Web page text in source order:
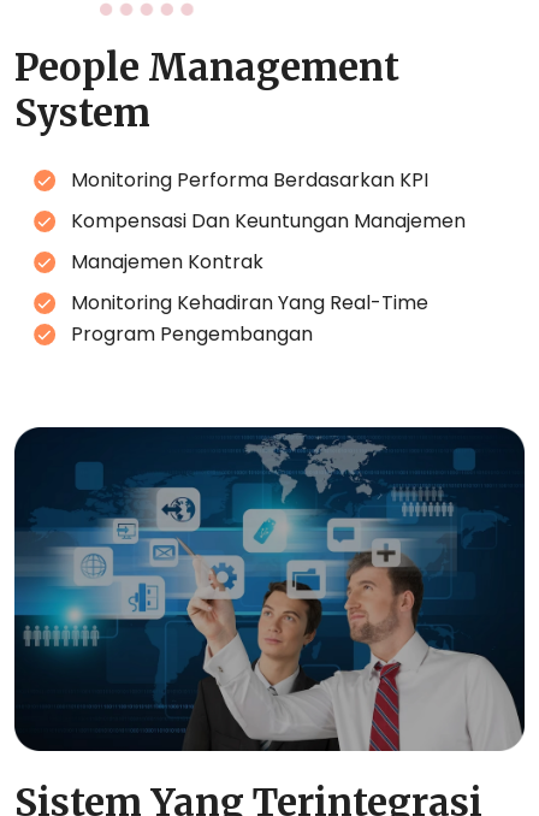
People Management
System
Monitoring Performa Berdasarkan KPI
Kompensasi Dan Keuntungan Manajemen
Manajemen Kontrak
Monitoring Kehadiran Yang Real-Time
Program Pengembangan
Sistem Yang Terintegrasi